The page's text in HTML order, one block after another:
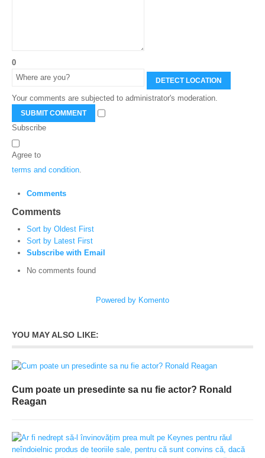
0
DETECT LOCATION
Your comments are subjected to administrator's moderation.
SUBMIT COMMENT
Subscribe
Agree to
terms and condition
Comments
Comments
Sort by Oldest First
Sort by Latest First
Subscribe with Email
No comments found
Powered by Komento
YOU MAY ALSO LIKE:
Cum poate un presedinte sa nu fie actor? Ronald
Reagan